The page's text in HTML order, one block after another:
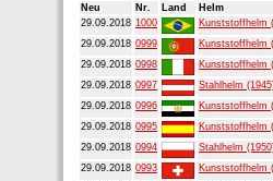
Neu Nr. Land
Helm
29.09.2018 1000
Kunststoffhelm
29.09.2018 0999
Kunststoffhelm
29.09.2018 0998
Kunststoffhelm
29.09.2018 0997
Stahlhelm
29.09.2018 0996
Kunststoffhelm
29.09.2018 0995
Kunststoffhelm
29.09.2018 0994
Stahlhelm
29.09.2018 0993
Kunststoffhelm